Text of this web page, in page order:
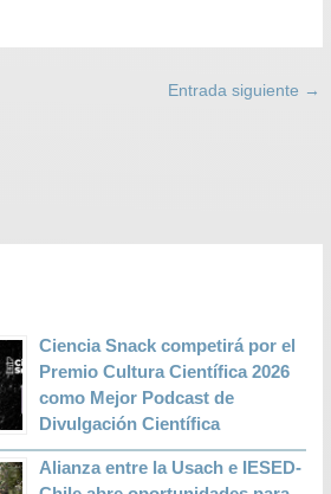
Entrada siguiente →
Ciencia Snack competirá por el
Premio Cultura Científica 2026
como Mejor Podcast de
Divulgación Científica
Alianza entre la Usach e IESED-